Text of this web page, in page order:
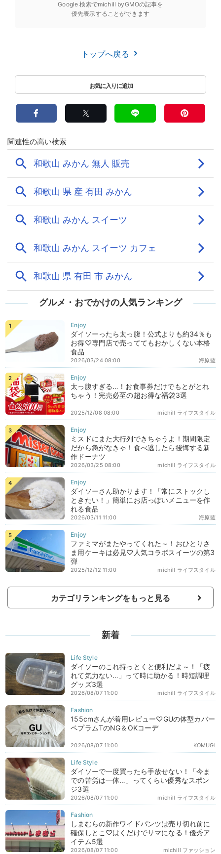
Google 検索でmichill byGMOの記事を
優先表示することができます
トップへ戻る
グルメ・おでかけの人気ランキング
ダイソーったら太っ腹！公式よりも約34％も
お得♡専門店で売っててもおかしくない本格
食品
海原藍
2026/03/24 08:00
太っ腹すぎる…！お食事券だけでもとがとれ
ちゃう！完売必至の超お得な福袋3選
michill ライフスタイル
2025/12/08 08:00
ミスドにまた大行列できちゃうよ！期間限定
だから急がなきゃ！食べ逃したら後悔する新
作ドーナツ
michill ライフスタイル
2026/03/25 08:00
ダイソーさん助かります！「常にストックし
ときたい！」簡単にお店っぽいメニューを作
れる食品
海原藍
2026/03/11 11:00
ファミマがまたやってくれた～！おひとりさ
ま用ケーキは必見♡人気コラボスイーツの第3
弾
michill ライフスタイル
2025/12/12 11:00
カテゴリランキングをもっと見る
新着
ダイソーのこれ持っとくと便利だよ～！「疲
れて気力ない…」って時に助かる！時短調理
グッズ3選
michill ライフスタイル
2026/08/07 11:00
155cmさんが着用レビュー♡GUの体型カバー
ペプラムTのNG＆OKコーデ
KOMUGI
2026/08/07 11:00
ダイソーで一度買ったら手放せない！「今ま
での苦労は一体…」ってくらい優秀なスポン
ジ3選
michill ライフスタイル
2026/08/07 11:00
しまむらの新作ワイドパンツは売り切れ前に
確保しとこ♡はくだけでサマになる！優秀ア
イテム5選
michill ファッション
2026/08/07 11:00